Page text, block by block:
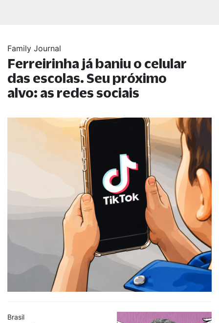
Family Journal
Ferreirinha já baniu o celular
das escolas. Seu próximo
alvo: as redes sociais
Brasil